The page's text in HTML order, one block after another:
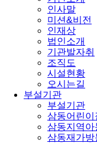
인사말
미션&비전
인재상
법인소개
기관발자취
조직도
시설현황
오시는길
부설기관
부설기관
삼동어린이
삼동지역아
삼동재가방